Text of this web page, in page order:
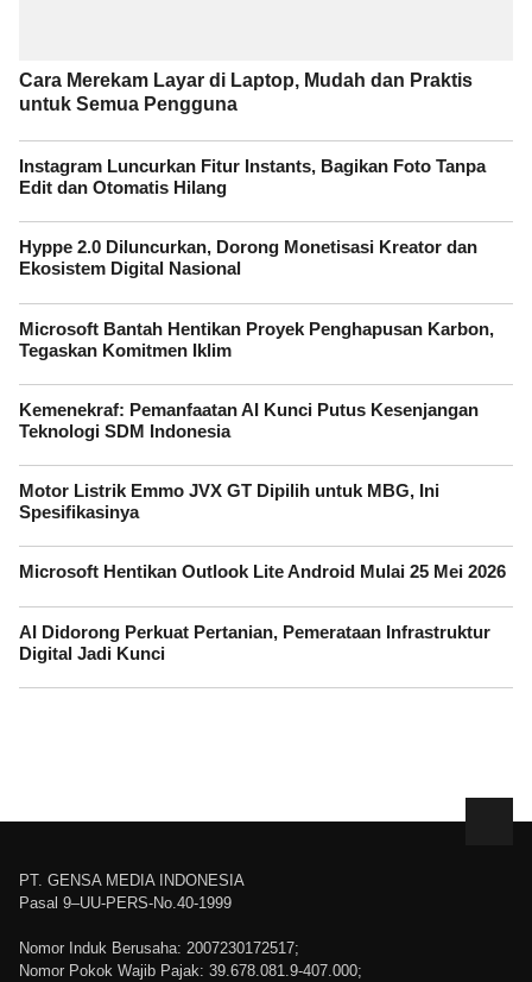
Cara Merekam Layar di Laptop, Mudah dan Praktis
untuk Semua Pengguna
Instagram Luncurkan Fitur Instants, Bagikan Foto Tanpa
Edit dan Otomatis Hilang
Hyppe 2.0 Diluncurkan, Dorong Monetisasi Kreator dan
Ekosistem Digital Nasional
Microsoft Bantah Hentikan Proyek Penghapusan Karbon,
Tegaskan Komitmen Iklim
Kemenekraf: Pemanfaatan AI Kunci Putus Kesenjangan
Teknologi SDM Indonesia
Motor Listrik Emmo JVX GT Dipilih untuk MBG, Ini
Spesifikasinya
Microsoft Hentikan Outlook Lite Android Mulai 25 Mei 2026
AI Didorong Perkuat Pertanian, Pemerataan Infrastruktur
Digital Jadi Kunci
PT. GENSA MEDIA INDONESIA
Pasal 9–UU-PERS-No.40-1999
Nomor Induk Berusaha: 2007230172517;
Nomor Pokok Wajib Pajak: 39.678.081.9-407.000;